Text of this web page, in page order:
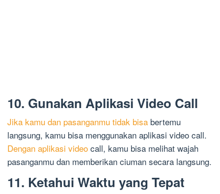
10. Gunakan Aplikasi Video Call
Jika kamu dan pasanganmu tidak bisa bertemu
langsung, kamu bisa menggunakan aplikasi video call.
Dengan aplikasi video call, kamu bisa melihat wajah
pasanganmu dan memberikan ciuman secara langsung.
11. Ketahui Waktu yang Tepat